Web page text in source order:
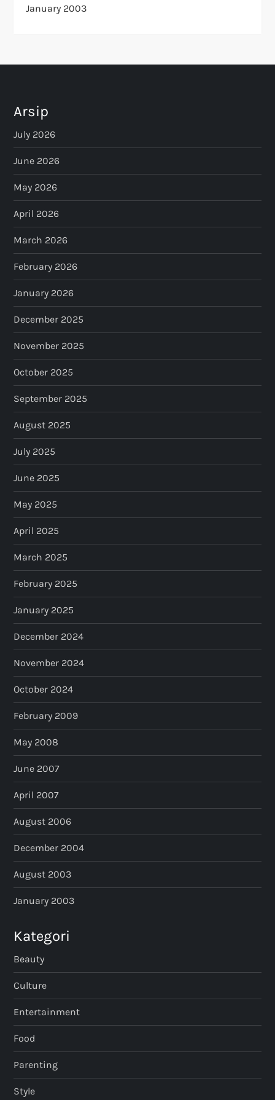
January 2003
Arsip
July 2026
June 2026
May 2026
April 2026
March 2026
February 2026
January 2026
December 2025
November 2025
October 2025
September 2025
August 2025
July 2025
June 2025
May 2025
April 2025
March 2025
February 2025
January 2025
December 2024
November 2024
October 2024
February 2009
May 2008
June 2007
April 2007
August 2006
December 2004
August 2003
January 2003
Kategori
Beauty
Culture
Entertainment
Food
Parenting
Style